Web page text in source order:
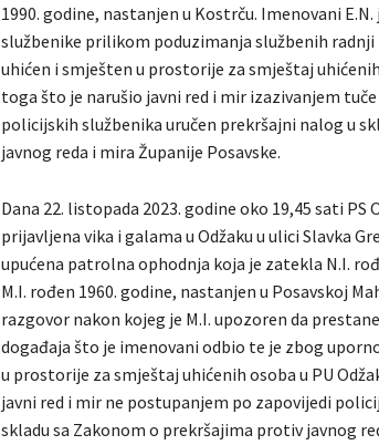
1990. godine, nastanjen u Kostrču. Imenovani
službenike prilikom poduzimanja službenih
uhićen i smješten u prostorije za smještaj
toga što je narušio javni red i mir izazivanjem
policijskih službenika uručen prekršajni nalog u
javnog reda i mira Županije Posavske.
Dana 22. listopada 2023. godine oko 19,45 sati
prijavljena vika i galama u Odžaku u ulici Slavka
upućena patrolna ophodnja koja je zatekla N.I.
M.I. rođen 1960. godine, nastanjen u Posavskoj
razgovor nakon kojeg je M.I. upozoren da
događaja što je imenovani odbio te je zbog
u prostorije za smještaj uhićenih osoba u PU
javni red i mir ne postupanjem po zapovijedi
skladu sa Zakonom o prekršajima protiv javnog